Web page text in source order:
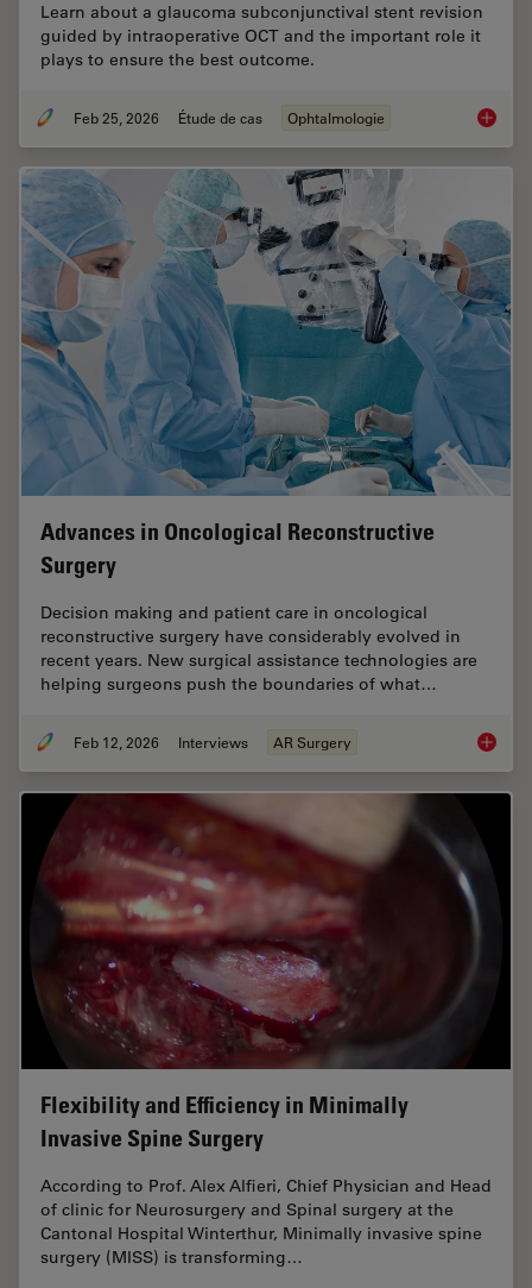
Learn about a glaucoma subconjunctival stent revision
guided by intraoperative OCT and the important role it
plays to ensure the best outcome.
Feb 25, 2026 Étude de cas Ophtalmologie
Advances in Oncological Reconstructive
Surgery
Decision making and patient care in oncological
reconstructive surgery have considerably evolved in
recent years. New surgical assistance technologies are
helping surgeons push the boundaries of what…
Feb 12, 2026 Interviews AR Surgery
Flexibility and Efficiency in Minimally
Invasive Spine Surgery
According to Prof. Alex Alfieri, Chief Physician and Head
of clinic for Neurosurgery and Spinal surgery at the
Cantonal Hospital Winterthur, Minimally invasive spine
surgery (MISS) is transforming…